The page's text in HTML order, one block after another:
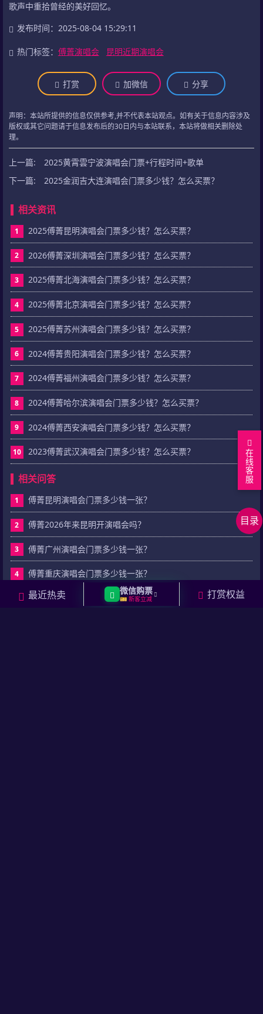
目录
回
顶
部
文
内
上
下
在
歌声中重拾曾经的美好回忆。
发布时间：2025-08-04 15:29:11
热门标签： 傅菁演唱会 昆明近期演唱会
打赏 加微信 分享
声明：本站所提供的信息仅供参考,并不代表本站观点。如有关于信息内容涉及
版权或其它问题请于信息发布后的30日内与本站联系，本站将做相关删除处
理。
上一篇: 2025黄霄雲宁波演唱会门票+行程时间+歌单
下一篇: 2025金润吉大连演唱会门票多少钱？怎么买票？
相关资讯
1 2025傅菁昆明演唱会门票多少钱？怎么买票？
2 2026傅菁深圳演唱会门票多少钱？怎么买票？
3 2025傅菁北海演唱会门票多少钱？怎么买票？
4 2025傅菁北京演唱会门票多少钱？怎么买票？
5 2025傅菁苏州演唱会门票多少钱？怎么买票？
6 2024傅菁贵阳演唱会门票多少钱？怎么买票？
7 2024傅菁福州演唱会门票多少钱？怎么买票？
8 2024傅菁哈尔滨演唱会门票多少钱？怎么买票？
9 2024傅菁西安演唱会门票多少钱？怎么买票？
10 2023傅菁武汉演唱会门票多少钱？怎么买票？
相关问答
1 傅菁昆明演唱会门票多少钱一张？
2 傅菁2026年来昆明开演唱会吗？
3 傅菁广州演唱会门票多少钱一张？
4 傅菁重庆演唱会门票多少钱一张？
5 傅菁演唱会门票多少钱一张？
在
线
客
服
最近热卖 微信购票
🎫 新客立减 打赏权益